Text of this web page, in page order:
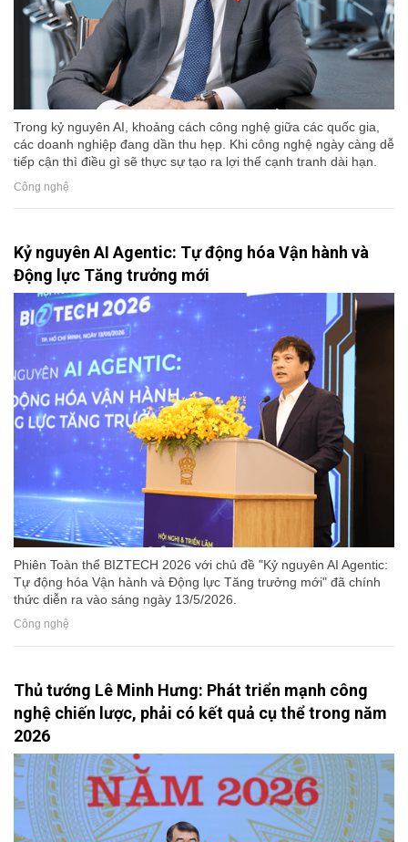
Trong kỷ nguyên AI, khoảng cách công nghệ giữa các quốc gia,
các doanh nghiệp đang dần thu hẹp. Khi công nghệ ngày càng dễ
tiếp cận thì điều gì sẽ thực sự tạo ra lợi thế cạnh tranh dài hạn.
Công nghệ
Kỷ nguyên AI Agentic: Tự động hóa Vận hành và
Động lực Tăng trưởng mới
Phiên Toàn thể BIZTECH 2026 với chủ đề "Kỷ nguyên AI Agentic:
Tự động hóa Vận hành và Động lực Tăng trưởng mới" đã chính
thức diễn ra vào sáng ngày 13/5/2026.
Công nghệ
Thủ tướng Lê Minh Hưng: Phát triển mạnh công
nghệ chiến lược, phải có kết quả cụ thể trong năm
2026